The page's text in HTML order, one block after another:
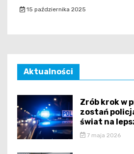
15 października 2025
Aktualności
Zrób krok w
zostań
świat na
7 maja 2026